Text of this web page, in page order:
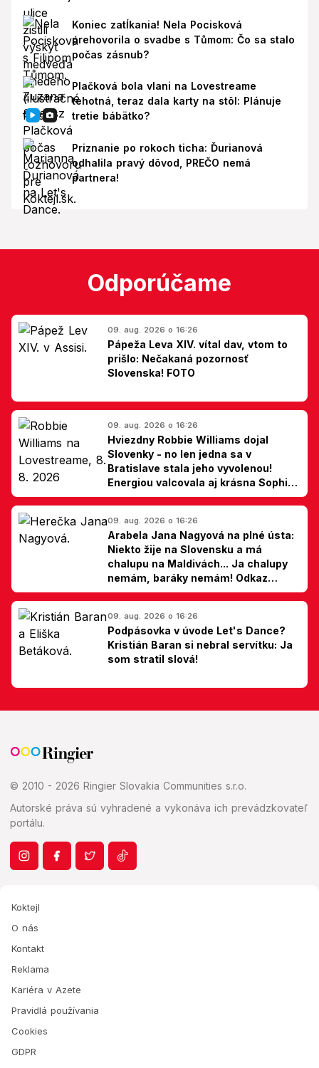
Koniec zatĺkania! Nela Pocisková
prehovorila o svadbe s Tůmom: Čo sa stalo
počas zásnub?
Plačková bola vlani na Lovestreame
tehotná, teraz dala karty na stôl: Plánuje
tretie bábätko?
Priznanie po rokoch ticha: Ďurianová
odhalila pravý dôvod, PREČO nemá
partnera!
Odporúčame
09. aug. 2026 o 16:26
Pápeža Leva XIV. vítal dav, vtom to
prišlo: Nečakaná pozornosť
Slovenska! FOTO
09. aug. 2026 o 16:26
Hviezdny Robbie Williams dojal
Slovenky - no len jedna sa v
Bratislave stala jeho vyvolenou!
Energiou valcovala aj krásna Sophie
Ellis-Bextor (foto)
09. aug. 2026 o 16:26
Arabela Jana Nagyová na plné ústa:
Niekto žije na Slovensku a má
chalupu na Maldivách... Ja chalupy
nemám, baráky nemám! Odkaz
Slovákom
09. aug. 2026 o 16:26
Podpásovka v úvode Let's Dance?
Kristián Baran si nebral servítku: Ja
som stratil slová!
© 2010 - 2026 Ringier Slovakia Communities s.r.o.
Autorské práva sú vyhradené a vykonáva ich prevádzkovateľ
portálu.
Koktejl
O nás
Kontakt
Reklama
Kariéra v Azete
Pravidlá používania
Cookies
GDPR